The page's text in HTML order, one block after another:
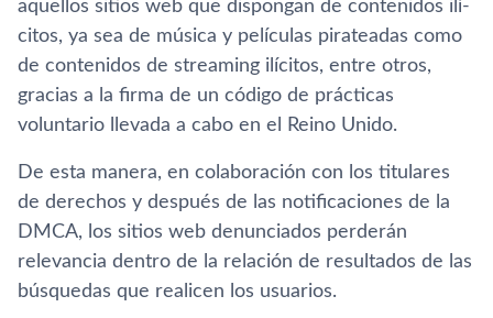
aquellos sitios web que dispongan de contenidos ilí­
citos, ya sea de música y pelí­culas pirateadas como
de contenidos de streaming ilí­citos, entre otros,
gracias a la firma de un código de prácticas
voluntario llevada a cabo en el Reino Unido.
De esta manera, en colaboración con los titulares
de derechos y después de las notificaciones de la
DMCA, los sitios web denunciados perderán
relevancia dentro de la relación de resultados de las
búsquedas que realicen los usuarios.